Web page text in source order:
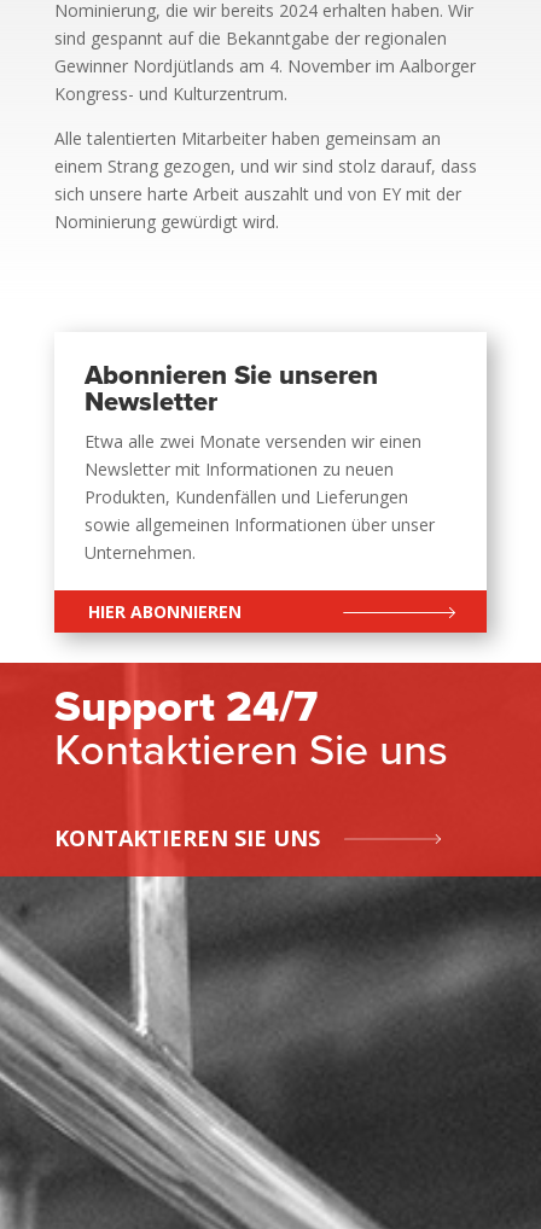
Nominierung, die wir bereits 2024 erhalten haben. Wir
sind gespannt auf die Bekanntgabe der regionalen
Gewinner Nordjütlands am 4. November im Aalborger
Kongress- und Kulturzentrum.
Alle talentierten Mitarbeiter haben gemeinsam an
einem Strang gezogen, und wir sind stolz darauf, dass
sich unsere harte Arbeit auszahlt und von EY mit der
Nominierung gewürdigt wird.
Abonnieren Sie unseren
Newsletter
Etwa alle zwei Monate versenden wir einen
Newsletter mit Informationen zu neuen
Produkten, Kundenfällen und Lieferungen
sowie allgemeinen Informationen über unser
Unternehmen.
HIER ABONNIEREN
Support 24/7
Kontaktieren Sie uns
KONTAKTIEREN SIE UNS